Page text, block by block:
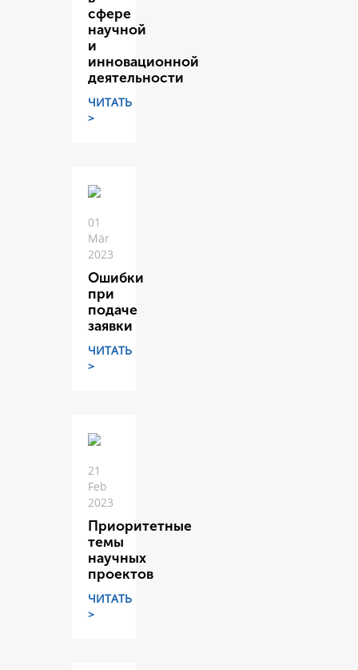
сфере
научной
и
инновационной
деятельности
ЧИТАТЬ
>
01
Mär
2023
Ошибки
при
подаче
заявки
ЧИТАТЬ
>
21
Feb
2023
Приоритетные
темы
научных
проектов
ЧИТАТЬ
>